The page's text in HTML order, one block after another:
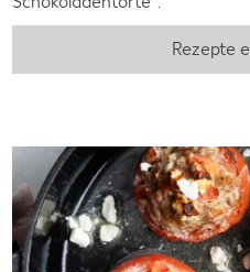
Rezepte